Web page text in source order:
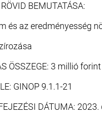
BEMUTATÁSA:
és az eredményesség
ÖSSZEGE: 3 millió forint
GINOP 9.1.1-21
DÁTUMA: